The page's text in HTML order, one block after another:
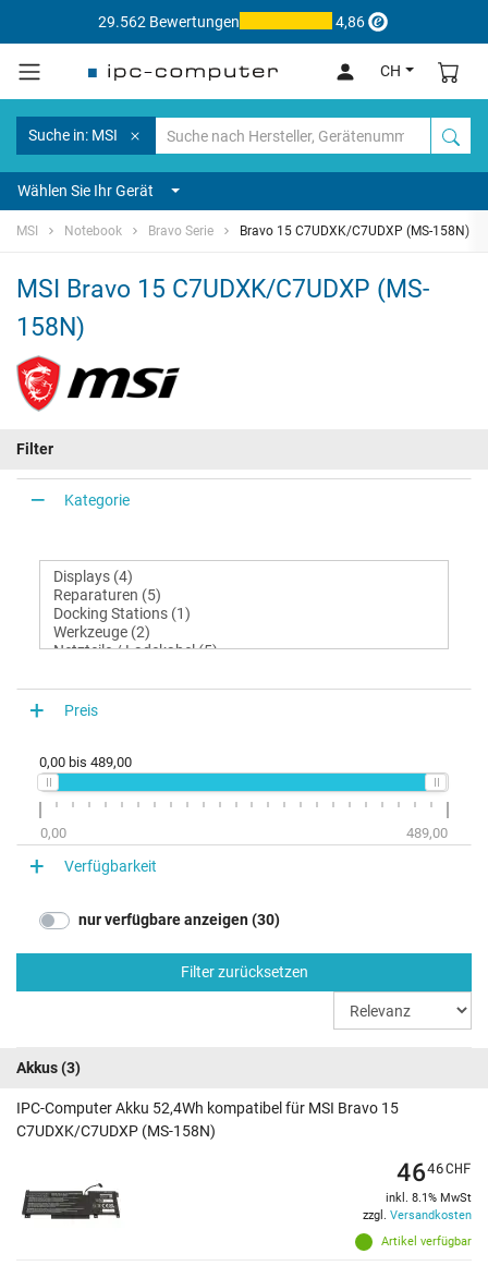
29.562 Bewertungen 4,86
CH
Suche in: MSI
Wählen Sie Ihr Gerät
MSI Notebook Bravo Serie Bravo 15 C7UDXK/C7UDXP (MS-158N)
MSI Bravo 15 C7UDXK/C7UDXP (MS-
158N)
Filter
Kategorie
Preis
0,00 bis 489,00
0,00 489,00
Verfügbarkeit
nur verfügbare anzeigen (30)
Filter zurücksetzen
Akkus(3)
IPC-Computer Akku 52,4Wh kompatibel für MSI Bravo 15
C7UDXK/C7UDXP (MS-158N)
Artikel verfügbar
4646CHF
inkl. 8.1% MwSt
zzgl. Versandkosten